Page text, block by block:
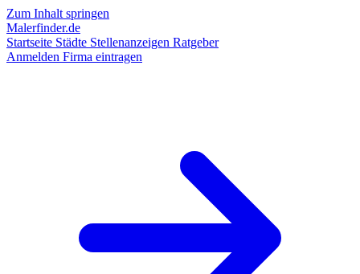
Zum Inhalt springen
Malerfinder.de
Startseite Städte Stellenanzeigen Ratgeber
Anmelden Firma eintragen